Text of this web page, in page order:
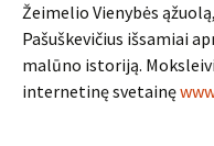
Žeimelio Vienybės
Pašuškevičius išsamiai
malūno istoriją.
internetinę svetainę